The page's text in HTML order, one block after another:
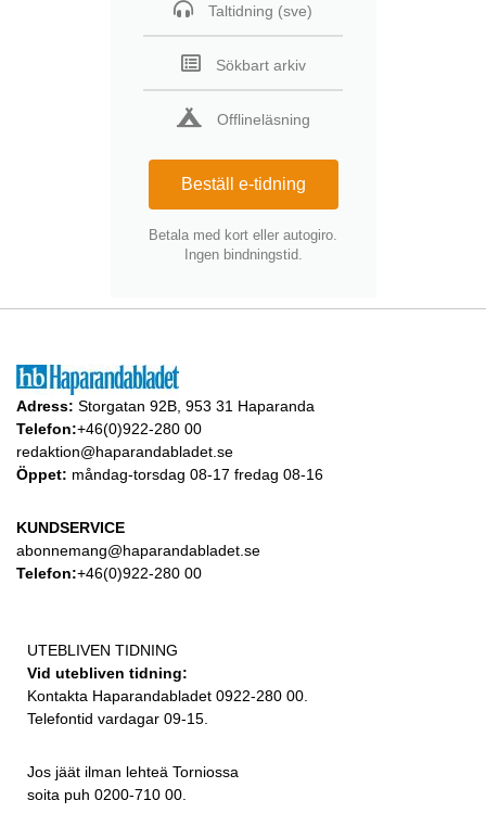
Taltidning (sve)
Sökbart arkiv
Offlineläsning
Beställ e-tidning
Betala med kort eller autogiro.
Ingen bindningstid.
Adress: Storgatan 92B, 953 31 Haparanda
Telefon:+46(0)922-280 00
redaktion@haparandabladet.se
Öppet: måndag-torsdag 08-17 fredag 08-16
KUNDSERVICE
abonnemang@haparandabladet.se
Telefon:+46(0)922-280 00
UTEBLIVEN TIDNING
Vid utebliven tidning:
Kontakta Haparandabladet 0922-280 00.
Telefontid vardagar 09-15.
Jos jäät ilman lehteä Torniossa
soita puh 0200-710 00.